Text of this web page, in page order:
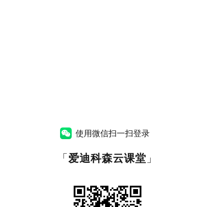
使用微信扫一扫登录
「爱迪科森云课堂 」